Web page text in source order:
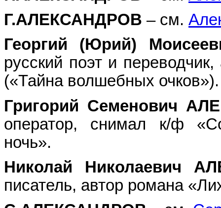
Г.АЛЕКСАНДРОВ – см.
Георгий (Юрий)
русский поэт и
(«Тайна волшебных очков»).
Григорий Семенович
оператор, снимал к/ф
ночь».
Николай Николаевич
писатель, автор романа